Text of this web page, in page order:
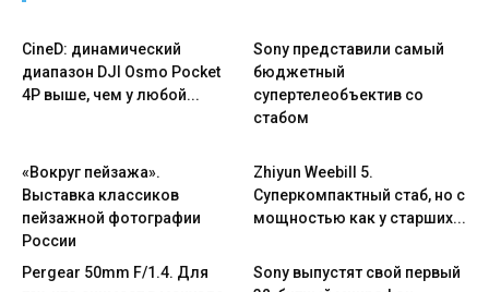
CineD: динамический
диапазон DJI Osmo Pocket
4P выше, чем у любой...
Sony представили самый
бюджетный
супертелеобъектив со
стабом
«Вокруг пейзажа».
Выставка классиков
пейзажной фотографии
России
Zhiyun Weebill 5.
Cуперкомпактный стаб, но с
мощностью как у старших...
Pergear 50mm F/1.4. Для
Sony выпустят свой первый